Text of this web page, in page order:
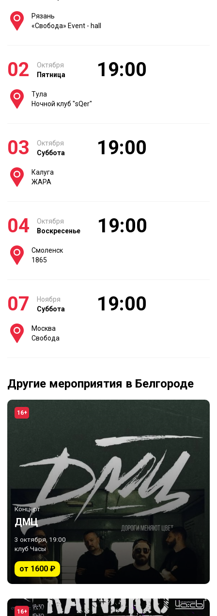
Рязань
«Свобода» Event - hall
02
Октября
Пятница
19:00
Тула
Ночной клуб "sQer"
03
Октября
Суббота
19:00
Калуга
ЖАРА
04
Октября
Воскресенье
19:00
Смоленск
1865
07
Ноября
Суббота
19:00
Москва
Свобода
Другие мероприятия в Белгороде
16+
Концерт
ДМЦ
3 октября, 19:00
клуб Часы
от 1600 ₽
16+